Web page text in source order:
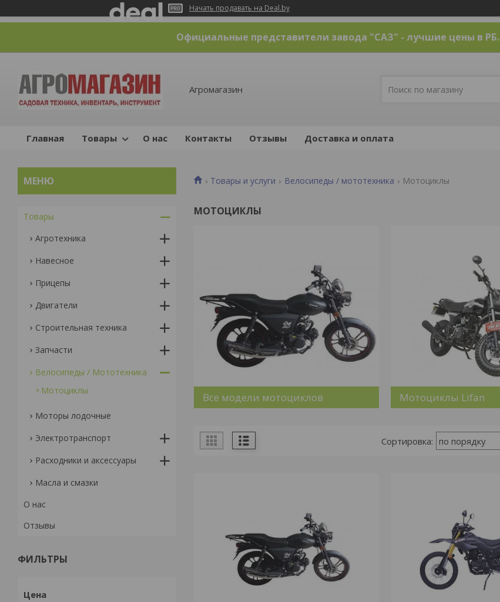
Начать продавать на Deal.by
Официальные представители завода "САЗ" - лучшие цены в РБ.
Агромагазин
Главная Товары О нас Контакты Отзывы Доставка и оплата
Товары и услуги Велосипеды / мототехника Мотоциклы
МОТОЦИКЛЫ
Все модели мотоциклов Мотоциклы Lifan
Товары
Агротехника
Навесное
Прицепы
Двигатели
Строительная техника
Запчасти
Велосипеды / Мототехника
Мотоциклы
Моторы лодочные
Электротранспорт
Расходники и аксессуары
Масла и смазки
О нас
Отзывы
ФИЛЬТРЫ
Цена